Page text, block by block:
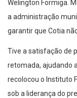
Welington Formiga.
a administração
garantir que Cotia
Tive a satisfação de
retomada, ajudando
recolocou o Instituto
sob a liderança do